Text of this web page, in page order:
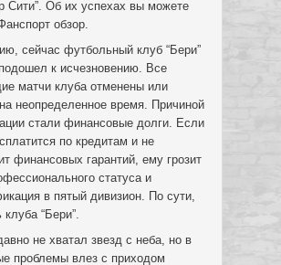
Сити”. Об их успехах вы можете
обзор.
сейчас футбольный клуб “Бери”
к исчезновению. Все
матчи клуба отменены или
неопределенное время. Причиной
стали финансовые долги. Если
по кредитам и не
финансовых гарантий, ему грозит
статуса и
в пятый дивизион. По сути,
“Бери”.
не хватал звезд с неба, но в
проблемы влез с приходом